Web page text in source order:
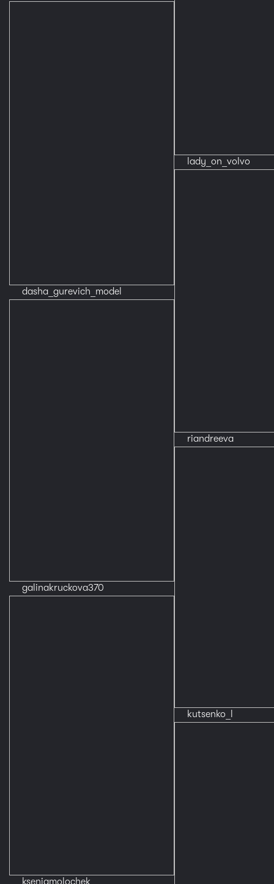
dasha_gurevich_model
galinakruckova370
kseniamolochek
lady_on_volvo
riandreeva
kutsenko_l